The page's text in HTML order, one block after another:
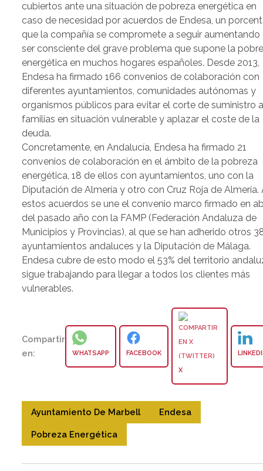
cubiertos ante una situación de pobreza energética en
caso de necesidad por acuerdos de Endesa, un
que la compañía se compromete a seguir aumentando
ser consciente del grave problema que supone la
energética en muchos hogares españoles. Desde 2013,
Endesa ha firmado 166 convenios de colaboración con
diferentes ayuntamientos, comunidades autónomas y
organismos públicos para evitar el corte de suministro
familias en situación vulnerable y aplazar el coste de la
deuda.
Concretamente, en Andalucía, Endesa ha firmado 21
convenios de colaboración en el ámbito de la pobreza
energética, 18 de ellos con ayuntamientos, uno con la
Diputación de Almería y otro con Cruz Roja de Almería.
estos acuerdos se une el convenio marco firmado en
del pasado año con la FAMP (Federación Andaluza de
Municipios y Provincias), al que se han adherido otros
ayuntamientos andaluces y la Diputación de Málaga.
Endesa cubre de esto modo el 53% del territorio
sigue trabajando para llegar a todos los clientes más
vulnerables.
Compartir
en:
WHATSAPP FACEBOOK
X
Ayuntamiento De Marbell Endesa
Pobreza Energética